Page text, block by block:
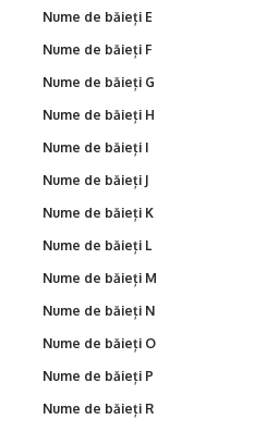
Nume de băieți E
Nume de băieți F
Nume de băieți G
Nume de băieți H
Nume de băieți I
Nume de băieți J
Nume de băieți K
Nume de băieți L
Nume de băieți M
Nume de băieți N
Nume de băieți O
Nume de băieți P
Nume de băieți R